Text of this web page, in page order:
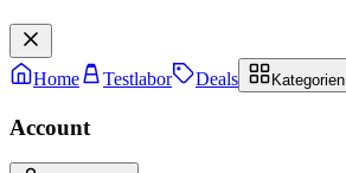
Home Testlabor Deals Kategorien
Account